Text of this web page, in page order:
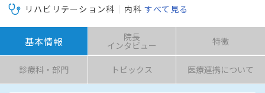
リハビリテーション科
内科 すべて見る
基本情報 院長
インタビュー 特徴
診療科・部門 トピックス 医療連携について